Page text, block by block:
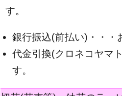
す。
銀行振込(前払い)・・・
代金引換(クロネコヤマ
す。